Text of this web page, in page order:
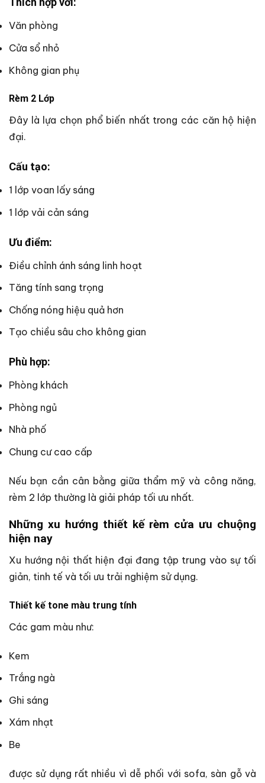
Văn phòng
Cửa sổ nhỏ
Không gian phụ
Rèm 2 Lớp
Đây là lựa chọn phổ biến nhất trong các căn hộ hiện
đại.
Cấu tạo:
1 lớp voan lấy sáng
1 lớp vải cản sáng
Ưu điểm:
Điều chỉnh ánh sáng linh hoạt
Tăng tính sang trọng
Chống nóng hiệu quả hơn
Tạo chiều sâu cho không gian
Phù hợp:
Phòng khách
Phòng ngủ
Nhà phố
Chung cư cao cấp
Nếu bạn cần cân bằng giữa thẩm mỹ và công năng,
rèm 2 lớp thường là giải pháp tối ưu nhất.
Những xu hướng thiết kế rèm cửa ưu chuộng
hiện nay
Xu hướng nội thất hiện đại đang tập trung vào sự tối
giản, tinh tế và tối ưu trải nghiệm sử dụng.
Thiết kế tone màu trung tính
Các gam màu như:
Kem
Trắng ngà
Ghi sáng
Xám nhạt
Be
được sử dụng rất nhiều vì dễ phối với sofa, sàn gỗ và